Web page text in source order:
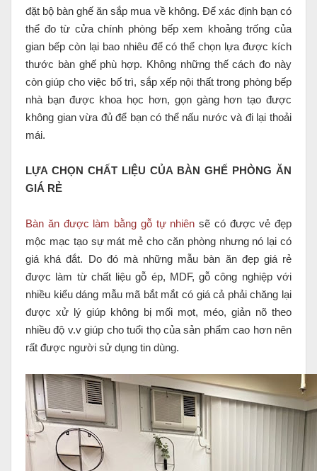
đặt bộ bàn ghế ăn sắp mua về không. Để xác định bạn có
thể đo từ cửa chính phòng bếp xem khoảng trống của
gian bếp còn lại bao nhiêu để có thể chọn lựa được kích
thước bàn ghế phù hợp. Không những thế cách đo này
còn giúp cho việc bố trì, sắp xếp nội thất trong phòng bếp
nhà bạn được khoa học hơn, gọn gàng hơn tạo được
không gian vừa đủ để bạn có thể nấu nước và đi lại thoải
mái.
LỰA CHỌN CHẤT LIỆU CỦA BÀN GHẾ PHÒNG ĂN
GIÁ RẺ
Bàn ăn được làm bằng gỗ tự nhiên sẽ có được vẻ đẹp
mộc mạc tạo sự mát mẻ cho căn phòng nhưng nó lại có
giá khá đắt. Do đó mà những mẫu bàn ăn đẹp giá rẻ
được làm từ chất liệu gỗ ép, MDF, gỗ công nghiệp với
nhiều kiểu dáng mẫu mã bắt mắt có giá cả phải chăng lại
được xử lý giúp không bị mối mọt, méo, giản nõ theo
nhiều độ v.v giúp cho tuổi thọ của sản phẩm cao hơn nên
rất được người sử dụng tin dùng.